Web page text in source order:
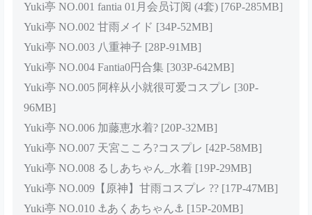
Yuki亭 NO.001 fantia 01月会员订阅 (4套) [76P-285MB]
Yuki亭 NO.002 甘雨メイド [34P-52MB]
Yuki亭 NO.003 八重神子 [28P-91MB]
Yuki亭 NO.004 Fantia0円合集 [303P-642MB]
Yuki亭 NO.005 阿梓从小就很可爱コスプレ [30P-
96MB]
Yuki亭 NO.006 加藤恵水着? [20P-32MB]
Yuki亭 NO.007 天宮こころ?コスプレ [42P-58MB]
Yuki亭 NO.008 るしあちゃん_水着 [19P-29MB]
Yuki亭 NO.009【原神】甘雨コスプレ ?? [17P-47MB]
Yuki亭 NO.010 ⚓️あくあちゃん⚓️ [15P-20MB]